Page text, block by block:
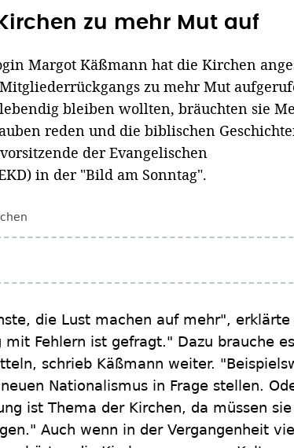
zu mehr Mut auf
Margot Käßmann hat die Kirchen
zu mehr Mut
bleiben wollten, bräuchten sie
reden und die biblischen
der Evangelischen
in der "Bild am Sonntag".
die Lust machen auf mehr", erklärte
mit Fehlern ist gefragt." Dazu brauche
schrieb Käßmann weiter.
Nationalismus in Frage stellen.
ist Thema der Kirchen, da müssen
Auch wenn in der Vergangenheit